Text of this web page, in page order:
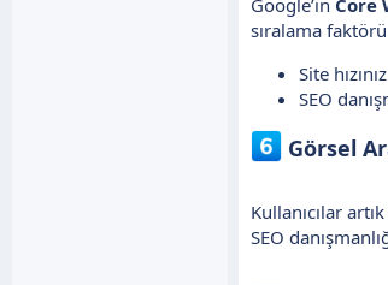
Google’ın Core
sıralama
Site
SEO
Görsel
Kullanıcılar
SEO